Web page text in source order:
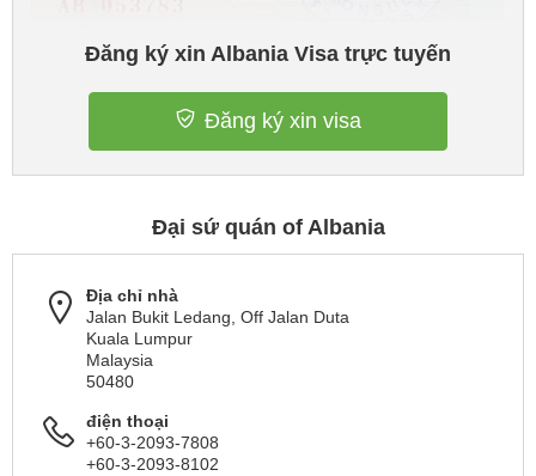
Đăng ký xin Albania Visa trực tuyến
Đăng ký xin visa
Đại sứ quán of Albania
Địa chỉ nhà
Jalan Bukit Ledang, Off Jalan Duta
Kuala Lumpur
Malaysia
50480
điện thoại
+60-3-2093-7808
+60-3-2093-8102